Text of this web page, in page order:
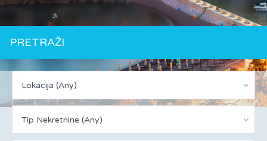
PRETRAŽI
Lokacija (Any)
Tip Nekretnine (Any)